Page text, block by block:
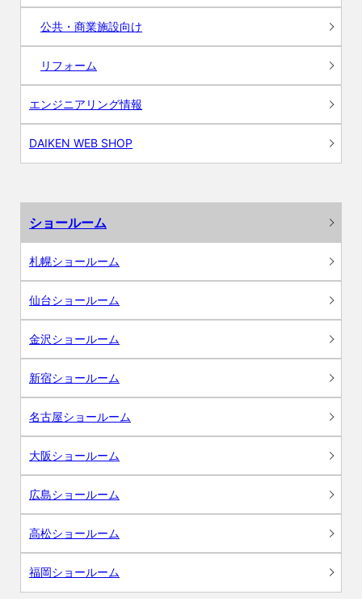
公共・商業施設向け
リフォーム
エンジニアリング情報
DAIKEN WEB SHOP
ショールーム
札幌ショールーム
仙台ショールーム
金沢ショールーム
新宿ショールーム
名古屋ショールーム
大阪ショールーム
広島ショールーム
高松ショールーム
福岡ショールーム